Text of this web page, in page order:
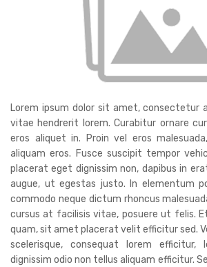
Lorem ipsum dolor sit amet, consectetur
vitae hendrerit lorem. Curabitur ornare
eros aliquet in. Proin vel eros
aliquam eros. Fusce suscipit tempor
placerat eget dignissim non, dapibus in
augue, ut egestas justo. In elementum
commodo neque dictum rhoncus
cursus at facilisis vitae, posuere ut felis.
quam, sit amet placerat velit efficitur sed.
scelerisque, consequat lorem efficitur,
dignissim odio non tellus aliquam efficitur.